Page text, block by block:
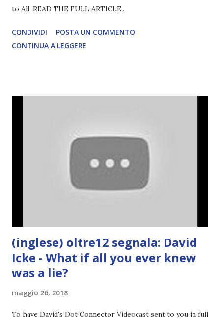
to All. READ THE FULL ARTICLE...
CONDIVIDI
POSTA UN COMMENTO
CONTINUA A LEGGERE
(inglese) oltre12 segnala: David
Icke - What if all you ever knew
was a lie?
maggio 26, 2018
To have David's Dot Connector Videocast sent to you in full